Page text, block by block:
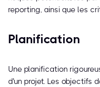
reporting, ainsi que les
Planification
Une planification
d'un projet. Les objectifs